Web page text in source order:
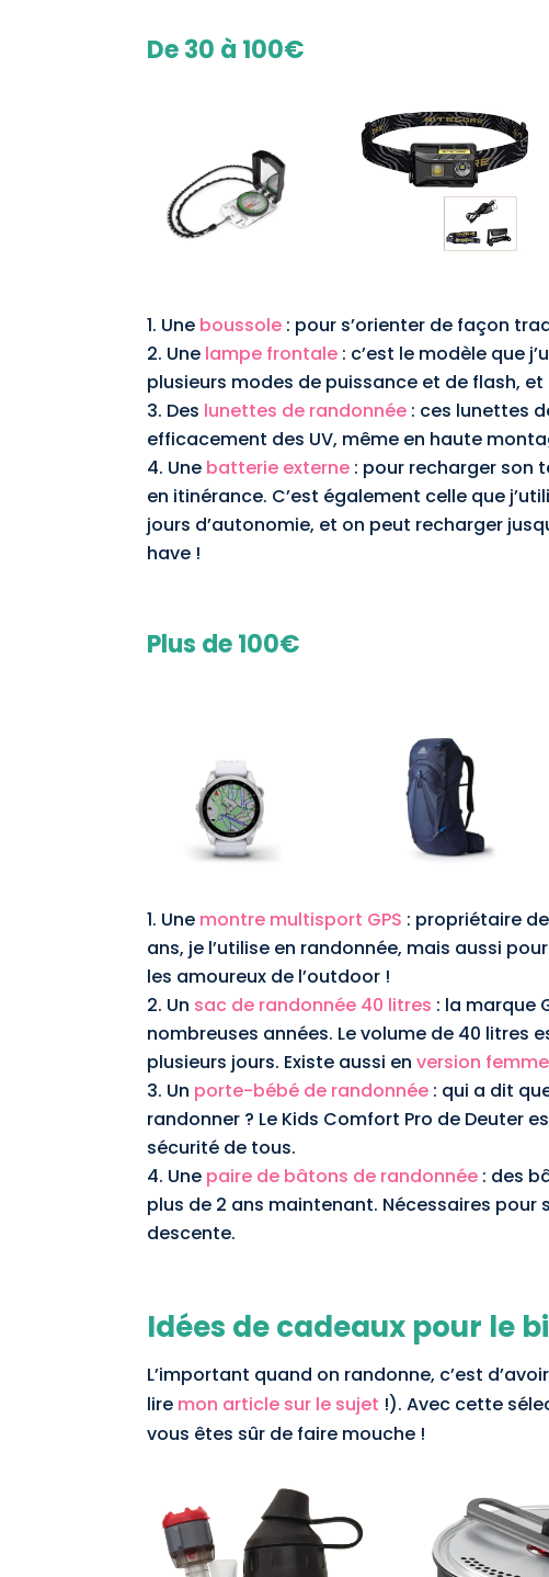
De 30 à 100€
Une boussole : pour s’orienter de façon
Une lampe frontale : c’est le modèle que
plusieurs modes de puissance et de flash,
Des lunettes de randonnée : ces lunettes
efficacement des UV, même en haute
Une batterie externe : pour recharger son
en itinérance. C’est également celle que
jours d’autonomie, et on peut recharger
have !
Plus de 100€
Une montre multisport GPS : propriétaire
ans, je l’utilise en randonnée, mais aussi
les amoureux de l’outdoor !
Un sac de randonnée 40 litres : la marque
nombreuses années. Le volume de 40 litres
plusieurs jours. Existe aussi enversion femme
Un porte-bébé de randonnée : qui a dit
randonner ? Le Kids Comfort Pro de Deuter
sécurité de tous.
Une paire de bâtons de randonnée : des
plus de 2 ans maintenant. Nécessaires pour
descente.
Idées de cadeaux pour le
L’important quand on randonne, c’est
lire mon article sur le sujet !). Avec cette
vous êtes sûr de faire mouche !